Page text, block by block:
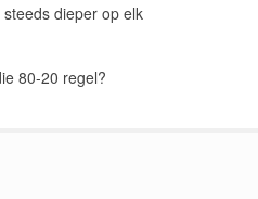
dieper op elk
80-20 regel?